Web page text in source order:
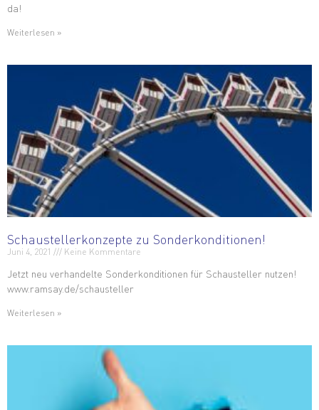
da!
Weiterlesen »
Schaustellerkonzepte zu Sonderkonditionen!
Juni 4, 2021 Keine Kommentare
Jetzt neu verhandelte Sonderkonditionen für Schausteller nutzen!
www.ramsay.de/schausteller
Weiterlesen »